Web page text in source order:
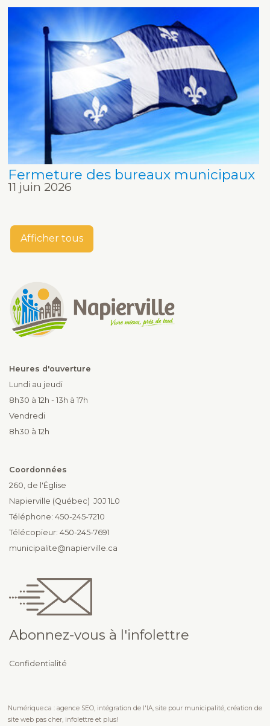
Fermeture des bureaux municipaux
11 juin 2026
Afficher tous
Heures d'ouverture
Lundi au jeudi
8h30 à 12h - 13h à 17h
Vendredi
8h30 à 12h
Coordonnées
260, de l'Église
Napierville (Québec) J0J 1L0
Téléphone: 450-245-7210
Télécopieur: 450-245-7691
municipalite@napierville.ca
Abonnez-vous à l'infolettre
Confidentialité
Numérique.ca :agence SEO, intégration de l'IA,site pour municipalité,création de
site web pas cher, infolettre et plus!